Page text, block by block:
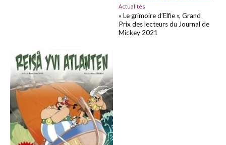
Actualités
« Le grimoire d’Elfie », Grand
Prix des lecteurs du Journal de
Mickey 2021